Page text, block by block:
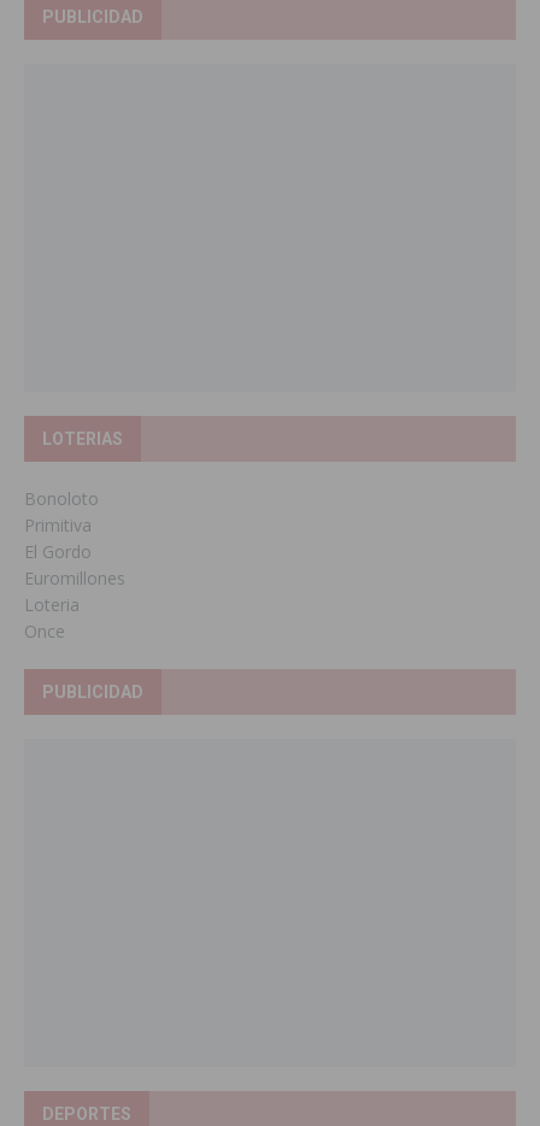
PUBLICIDAD
LOTERIAS
Bonoloto
Primitiva
El Gordo
Euromillones
Loteria
Once
PUBLICIDAD
DEPORTES